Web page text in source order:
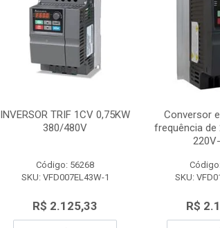
INVERSOR TRIF 1CV 0,75KW
380/480V
Código: 56268
SKU: VFD007EL43W-1
R$ 2.125,33
Conversor
frequência de
SKU:
R$